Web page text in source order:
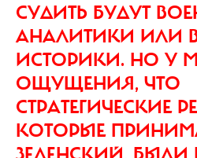
СУДИТЬ БУДУТ
АНАЛИТИКИ ИЛИ
ИСТОРИКИ. НО У
ОЩУЩЕНИЯ, ЧТО
СТРАТЕГИЧЕСКИЕ
КОТОРЫЕ